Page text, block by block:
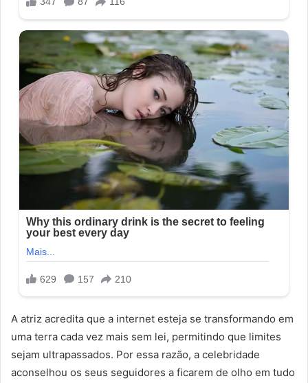
A atriz acredita que a internet esteja se transformando em
uma terra cada vez mais sem lei, permitindo que limites
sejam ultrapassados. Por essa razão, a celebridade
aconselhou os seus seguidores a ficarem de olho em tudo